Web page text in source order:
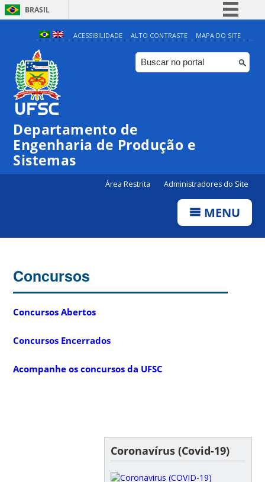
BRASIL
Simplifique!
Comunica BR
Participe
ACESSIBILIDADE ALTO CONTRASTE MAPA DO SITE
Departamento de
Engenharia de Produção e
Sistemas
Área Restrita Administradores do Site
MENU
Concursos
Concursos Abertos
Concursos Encerrados
Acompanhe os concursos da UFSC
Coronavírus (Covid-19)